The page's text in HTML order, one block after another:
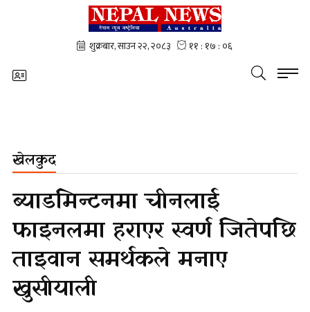
खेलकुद
ब्याडमिन्टनमा चीनलाई
फाइनलमा हराएर स्वर्ण जितेपछि
ताइवान समर्थकले मनाए
खुसीयाली